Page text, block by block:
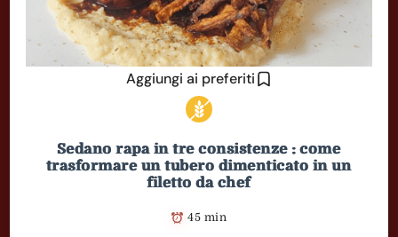
Aggiungi ai preferiti
Sedano rapa in tre consistenze : come
trasformare un tubero dimenticato in un
filetto da chef
45 min